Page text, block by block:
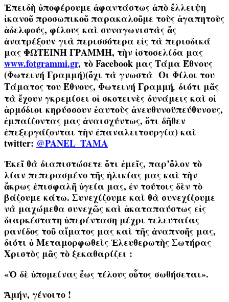
Ἐπειδὴ ὑποφέρουμε ἀφαντάστως ἀπὸ ἔλλειψη
ἱκανοῦ προσωπικοῦπαρακαλοῦμε τοὺς ἀγαπητοὺς
ἀδελφούς, φίλους καὶ συναγωνιστὰς ἄς
ἀνατρέξουν γιὰ περισσότερα εἰς τὰ περιοδικά
μας ΦΩΤΕΙΝΗ ΓΡΑΜΜΗ, τὴν ἱστοσελίδα μας
www.fotgrammi.gr, τὸFacebook μαςΤάμα Έθνους
(Φωτεινή Γραμμή)(ὄχι τὰ γνωστὰ Oι Φίλοι του
Τάματος του Έθνους, Φωτεινή Γραμμή, διότι μᾶς
τὰ ἔχουν γκρεμίσει οἱ σκοτεινὲς δυνάμεις καὶ οἱ
ἁρμόδιοι κηρύσσουν ἑαυτοὺς ἀνευθυνοϋπεύθυνους,
ἐμπαίζοντας μας ἀναισχύντως, ὅτι δῆθεν
ἐπεξεργάζονται τὴν ἐπαναλειτουργία) καὶ
twitter: @PANEL_TAMA
Ἐκεῖ θὰ διαπιστώσετε ὅτι ἐμεῖς, παρ’ὅλον τὸ
λίαν πεπερασμένο τῆς ἡλικίας μας καὶ τὴν
ἄκρως ἐπισφαλῆ ὑγεία μας, ἐν τούτοις δὲν τὸ
βάζουμε κάτω. Συνεχίζουμε καὶ θὰ συνεχίζουμε
νὰ μαχώμεθα συνεχῶς καὶ ἀκαταπαύστως εἰς
διαρκέστατη ὑπερένταση μέχρι τελευταίας
ρανίδος τοῦ αἵματος μας καὶ τῆς ἀναπνοῆς μας,
διότι ὁ Μεταμορφωθεὶς Ἐλευθερωτὴς Σωτήρας
Χριστὸς μᾶς τὸ ξεκαθαρίζει :
«Ὁ δὲ ὑπομείνας ἕως τέλους οὗτος σωθήσεται».
Ἄμήν, γένοιτο !